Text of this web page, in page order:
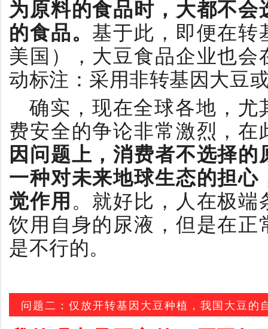
为原料的食品时，大都不
的食品。 基于此，即便在转
美国），大豆食品企业也
动标注：采用非转基因大豆
确实，现在全球各地，
费安全的争论非常激烈，
因问题上，消费者不选择
一种对未来地球生态的担
觉作用。就好比，人在极
饮用自身的尿液，但是在
是不行的。
问题二：仅放开转基因大豆种植，我国大豆的